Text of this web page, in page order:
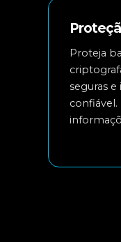
Proteja
seguras e
confiável.